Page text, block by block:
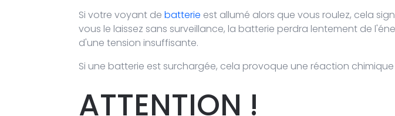
Si votre voyant debatterie est allumé alors que vous roulez, cela
vous le laissez sans surveillance, la batterie perdra lentement de
d'une tension insuffisante.
Si une batterie est surchargée, cela provoque une réaction
ATTENTION !